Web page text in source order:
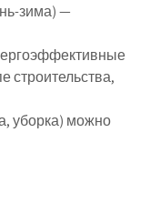
зима) —
строительства,
уборка) можно